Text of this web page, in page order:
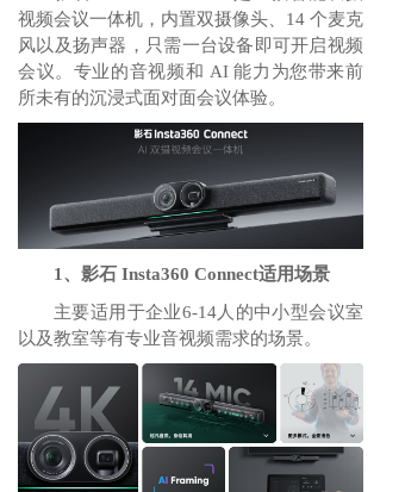
视频会议一体机，内置双摄像头、14 个麦克
风以及扬声器，只需一台设备即可开启视频
会议。专业的音视频和 AI 能力为您带来前
所未有的沉浸式面对面会议体验。
1、影石 Insta360 Connect适用场景
主要适用于企业6-14人的中小型会议室
以及教室等有专业音视频需求的场景。